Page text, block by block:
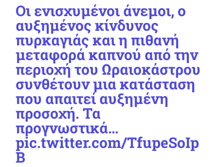
Οι ενισχυμένοι άνεμοι, ο
αυξημένος κίνδυνος
πυρκαγιάς και η πιθανή
μεταφορά καπνού από την
περιοχή του Ωραιοκάστρου
συνθέτουν μια κατάσταση
που απαιτεί αυξημένη
προσοχή. Τα
προγνωστικά…
pic.twitter.com/TfupeSoIp
B